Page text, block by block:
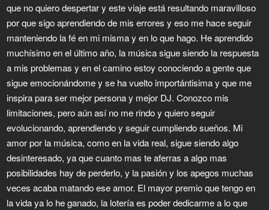
que no quiero despertar y este viaje está resultando maravilloso
por que sigo aprendiendo de mis errores y eso me hace seguir
manteniendo la fé en mi misma y en lo que hago. He aprendido
muchísimo en el último año, la música sigue siendo la respuesta
a mis problemas y en el camino estoy conociendo a gente que
sigue emocionándome y se ha vuelto importántisima y que me
inspira para ser mejor persona y mejor DJ. Conozco mis
limitaciones, pero aún así no me rindo y quiero seguir
evolucionando, aprendiendo y seguir cumpliendo sueños. Mi
amor por la música, como en la vida real, sigue siendo algo
desinteresado, ya que cuanto mas te aferras a algo mas
posibilidades hay de perderlo, y la pasión y los apegos muchas
veces acaba matando ese amor. El mayor premio que tengo en
la vida ya lo he ganado, la lotería es poder dedicarme a lo que